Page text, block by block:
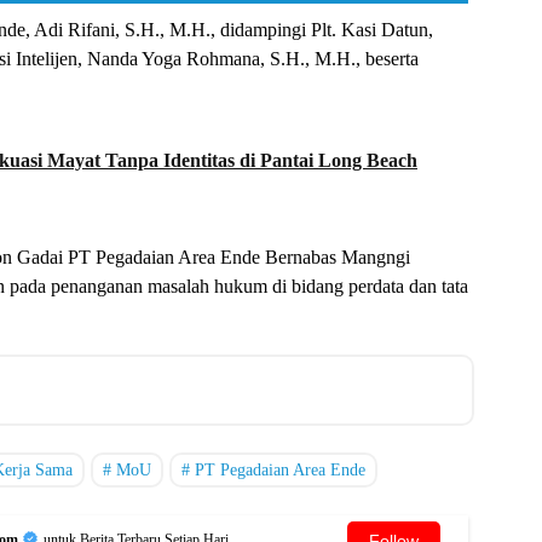
Adi Rifani, S.H., M.H., didampingi Plt. Kasi Datun,
Nanda Yoga Rohmana, S.H., M.H., beserta
Mayat Tanpa Identitas di Pantai Long Beach
Gadai PT Pegadaian Area Ende Bernabas Mangngi
penanganan masalah hukum di bidang perdata dan tata
Sama MoU PT Pegadaian Area Ende